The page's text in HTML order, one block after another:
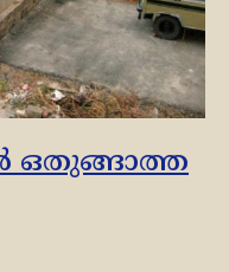
ഒതുങ്ങാത്ത